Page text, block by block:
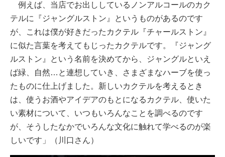
例えば、当店でお出ししているノンアルコールのカク
テルに『ジャングルストン』というものがあるのです
が、これは僕が好きだったカクテル『チャールストン』
に似た言葉を考えてもじったカクテルです。『ジャング
ルストン』という名前を決めてから、ジャングルといえ
ば緑、自然…と連想していき、さまざまなハーブを使っ
たものに仕上げました。新しいカクテルを考えるとき
は、使うお酒やアイデアのもとになるカクテル、使いた
い素材について、いつもいろんなことを調べるのです
が、そうしたなかでいろんな文化に触れて学べるのが楽
しいです」（川口さん）